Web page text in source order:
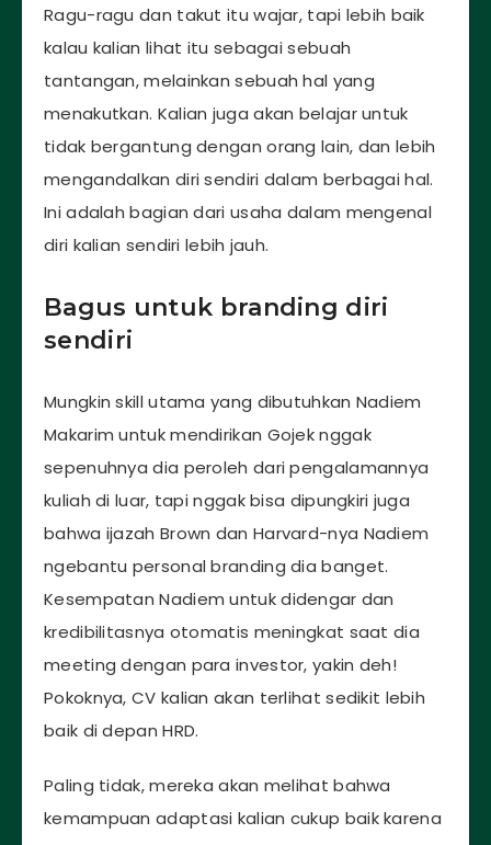
Ragu-ragu dan takut itu wajar, tapi lebih baik
kalau kalian lihat itu sebagai sebuah
tantangan, melainkan sebuah hal yang
menakutkan. Kalian juga akan belajar untuk
tidak bergantung dengan orang lain, dan lebih
mengandalkan diri sendiri dalam berbagai hal.
Ini adalah bagian dari usaha dalam mengenal
diri kalian sendiri lebih jauh.
Bagus untuk branding diri
sendiri
Mungkin skill utama yang dibutuhkan Nadiem
Makarim untuk mendirikan Gojek nggak
sepenuhnya dia peroleh dari pengalamannya
kuliah di luar, tapi nggak bisa dipungkiri juga
bahwa ijazah Brown dan Harvard-nya Nadiem
ngebantu personal branding dia banget.
Kesempatan Nadiem untuk didengar dan
kredibilitasnya otomatis meningkat saat dia
meeting dengan para investor, yakin deh!
Pokoknya, CV kalian akan terlihat sedikit lebih
baik di depan HRD.
Paling tidak, mereka akan melihat bahwa
kemampuan adaptasi kalian cukup baik karena